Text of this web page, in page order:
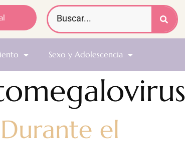
Sexo y Adolescencia
el